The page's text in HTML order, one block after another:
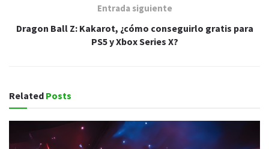
Entrada siguiente
Dragon Ball Z: Kakarot, ¿cómo conseguirlo gratis para
PS5 y Xbox Series X?
Related Posts